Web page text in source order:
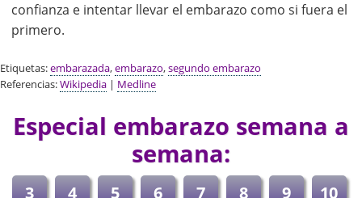
confianza e intentar llevar el embarazo como si fuera el
primero.
Etiquetas:embarazada,embarazo,segundo embarazo
Referencias:Wikipedia | Medline
Especial embarazo semana a
semana:
3 4 5 6 7 8 9
10